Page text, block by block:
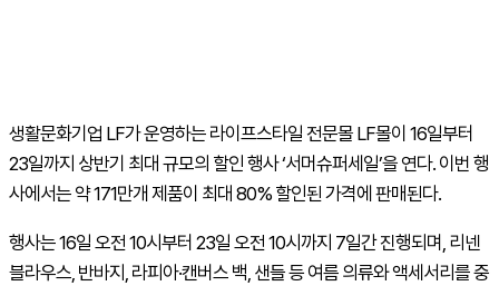
생활문화기업 LF가 운영하는 라이프스타일 전문몰 LF몰이 16일부터
23일까지 상반기 최대 규모의 할인 행사 ‘서머슈퍼세일’을 연다. 이번 행
사에서는 약 171만개 제품이 최대 80% 할인된 가격에 판매된다.
행사는 16일 오전 10시부터 23일 오전 10시까지 7일간 진행되며, 리넨
블라우스, 반바지, 라피아·캔버스 백, 샌들 등 여름 의류와 액세서리를 중